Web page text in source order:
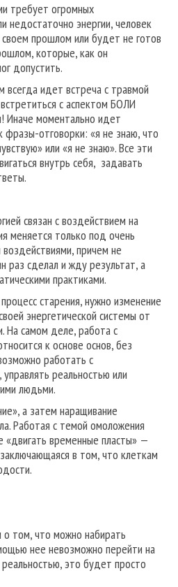
требует огромных
недостаточно энергии, человек
прошлом или будет не готов
которые, как он
допустить.
всегда идет встреча с травмой
с аспектом БОЛИ
Иначе моментально идет
фразы-отговорки: «я не знаю, что
или «я не знаю». Все эти
внутрь себя, задавать
связан с воздействием на
меняется только под очень
причем не
раз сделал и жду результат, а
практиками.
старения, нужно изменение
энергетической системы от
На самом деле, работа с
к основе основ, без
работать с
реальностью или
людьми.
а затем наращивание
Работая с темой омоложения
временные пласты» —
в том, что клеткам
том, что можно набирать
нее невозможно перейти на
это будет просто